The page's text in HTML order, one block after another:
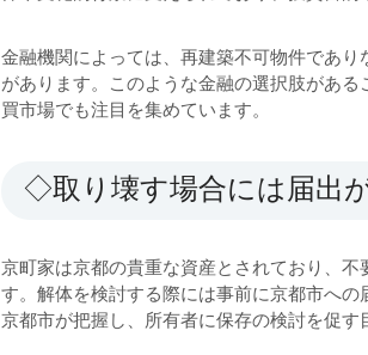
金融機関によっては、再建築不可物件であ
があります。このような金融の選択肢があ
買市場でも注目を集めています。
◇取り壊す場合には届出
京町家は京都の貴重な資産とされており、
す。解体を検討する際には事前に京都市へ
京都市が把握し、所有者に保存の検討を促す